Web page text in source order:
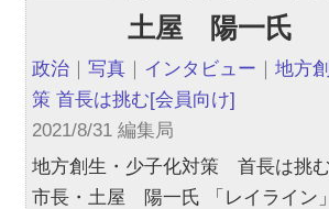
土屋 陽一氏
政治 ｜写真 ｜ インタビュー ｜地方
策 首長は挑む[会員向け]
2021/8/31 編集局
地方創生・少子化対策 首長は挑
市長・土屋 陽一氏 「レイライン